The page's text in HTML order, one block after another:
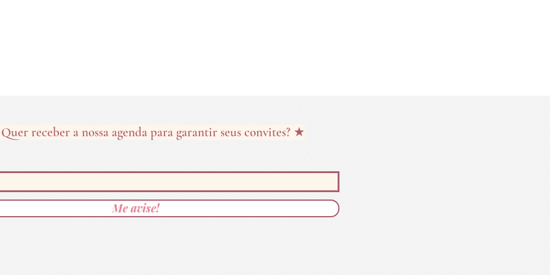
receber a nossa agenda para garantir seus convites? ★
Me avise!